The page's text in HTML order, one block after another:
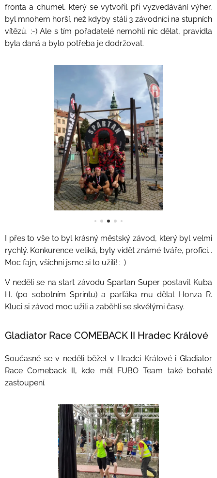
fronta a chumel, který se vytvořil při vyzvedávání výher,
byl mnohem horší, než kdyby stáli 3 závodníci na stupních
vítězů. :-) Ale s tím pořadatelé nemohli nic dělat, pravidla
byla daná a bylo potřeba je dodržovat.
I přes to vše to byl krásný městský závod, který byl velmi
rychlý. Konkurence veliká, byly vidět známé tváře, profíci...
Moc fajn, všichni jsme si to užili! :-)
V neděli se na start závodu Spartan Super postavil Kuba
H. (po sobotním Sprintu) a parťáka mu dělal Honza R.
Kluci si závod moc užili a zaběhli se skvělými časy.
Gladiator Race COMEBACK II Hradec Králové
Současně se v neděli běžel v Hradci Králové i Gladiator
Race Comeback II, kde měl FUBO Team také bohaté
zastoupení.